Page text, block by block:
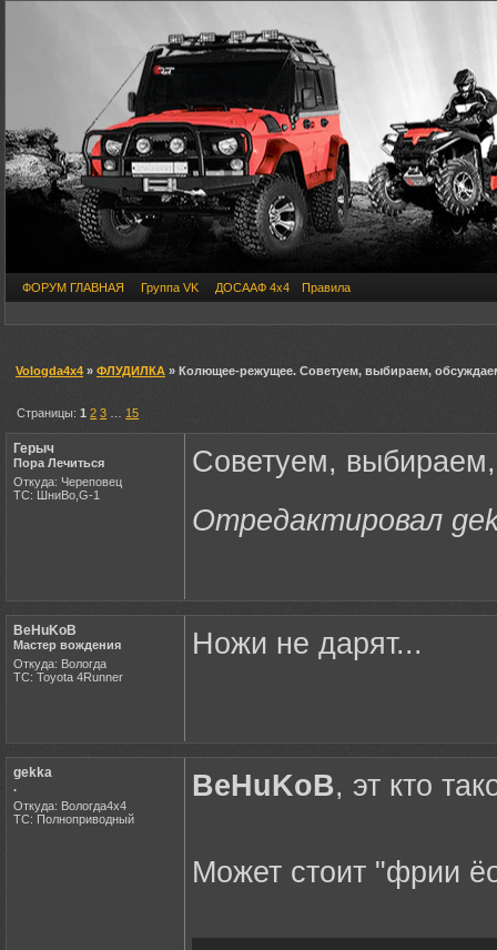
ФОРУМ ГЛАВНАЯ Группа VK ДОСААФ 4х4 Правила
Vologda4x4 » ФЛУДИЛКА » Колющее-режущее. Советуем, выбираем,
Страницы:1 2 3 15
Герыч
Пора Лечиться
Откуда: Череповец
ТС: ШниВо,G-1
Советуем,
Отредактировал
BeHuKoB
Мастер вождения
Откуда: Вологда
ТС: Toyota 4Runner
Ножи не дарят...
gekka
.
Откуда: Вологда4х4
ТС: Полноприводный
BeHuKoB, эт кто
Может стоит "фрии